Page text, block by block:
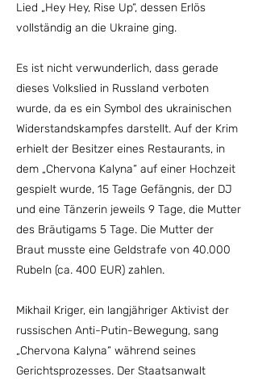
Lied „Hey Hey, Rise Up“, dessen Erlös
vollständig an die Ukraine ging.
Es ist nicht verwunderlich, dass gerade
dieses Volkslied in Russland verboten
wurde, da es ein Symbol des ukrainischen
Widerstandskampfes darstellt. Auf der Krim
erhielt der Besitzer eines Restaurants, in
dem „Chervona Kalyna“ auf einer Hochzeit
gespielt wurde, 15 Tage Gefängnis, der DJ
und eine Tänzerin jeweils 9 Tage, die Mutter
des Bräutigams 5 Tage. Die Mutter der
Braut musste eine Geldstrafe von 40.000
Rubeln (ca. 400 EUR) zahlen.
Mikhail Kriger, ein langjähriger Aktivist der
russischen Anti-Putin-Bewegung, sang
„Chervona Kalyna“ während seines
Gerichtsprozesses. Der Staatsanwalt